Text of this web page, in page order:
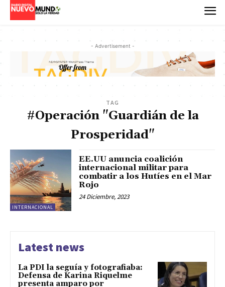
- Advertisement -
TAG
#Operación "Guardián de la
Prosperidad"
INTERNACIONAL
EE.UU anuncia coalición
internacional militar para
combatir a los Hutíes en el Mar
Rojo
24 Diciembre, 2023
Latest news
La PDI la seguía y fotografiaba:
Defensa de Karina Riquelme
presenta amparo por